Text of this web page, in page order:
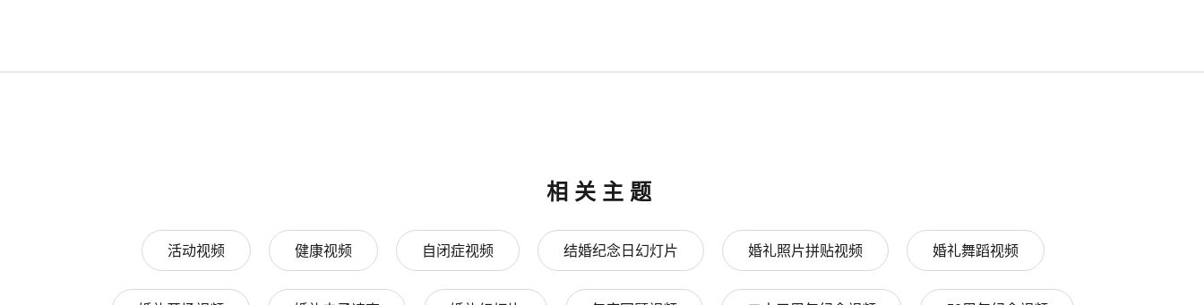
相关主题
活动视频 健康视频 自闭症视频 结婚纪念日幻灯片 婚礼照片拼贴视频 婚礼舞蹈视频